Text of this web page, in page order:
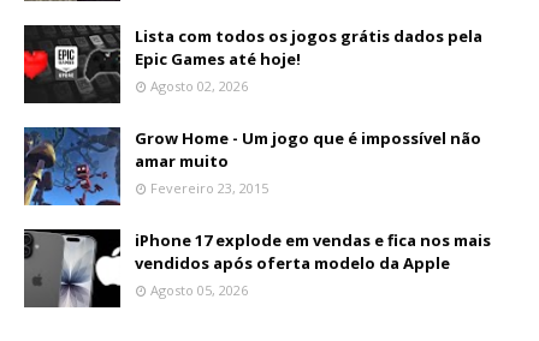
Lista com todos os jogos grátis dados pela
Epic Games até hoje!
Agosto 02, 2026
Grow Home - Um jogo que é impossível não
amar muito
Fevereiro 23, 2015
iPhone 17 explode em vendas e fica nos mais
vendidos após oferta modelo da Apple
Agosto 05, 2026